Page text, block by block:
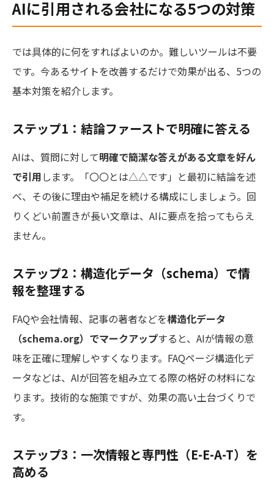
AIに引用される会社になる5つの対策
では具体的に何をすればよいのか。難しいツールは不要
です。今あるサイトを改善するだけで効果が出る、5つの
基本対策を紹介します。
ステップ1：結論ファーストで明確に答える
AIは、質問に対して明確で簡潔な答えがある文章を好ん
で引用します。「〇〇とは△△です」と最初に結論を述
べ、その後に理由や補足を続ける構成にしましょう。回
りくどい前置きが長い文章は、AIに要点を拾ってもらえ
ません。
ステップ2：構造化データ（schema）で情
報を整理する
FAQや会社情報、記事の著者などを構造化データ
（schema.org）でマークアップすると、AIが情報の意
味を正確に理解しやすくなります。FAQページ構造化デ
ータなどは、AIが回答を組み立てる際の格好の材料にな
ります。技術的な施策ですが、効果の高い土台づくりで
す。
ステップ3：一次情報と専門性（E-E-A-T）を
高める